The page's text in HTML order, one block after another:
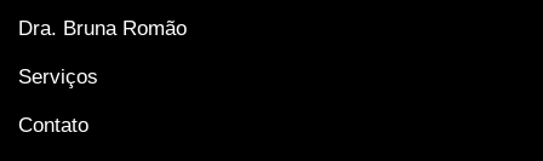
Dra. Bruna Romão
Serviços
Contato